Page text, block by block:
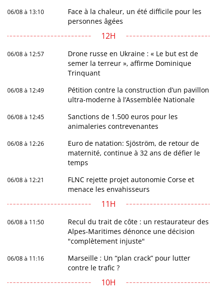
06/08 à 13:10
Face à la chaleur, un été difficile pour les
personnes âgées
12H
06/08 à 12:57
Drone russe en Ukraine : « Le but est de
semer la terreur », affirme Dominique
Trinquant
06/08 à 12:49
Pétition contre la construction d’un pavillon
ultra-moderne à l’Assemblée Nationale
06/08 à 12:45
Sanctions de 1.500 euros pour les
animaleries contrevenantes
06/08 à 12:26
Euro de natation: Sjöström, de retour de
maternité, continue à 32 ans de défier le
temps
06/08 à 12:21
FLNC rejette projet autonomie Corse et
menace les envahisseurs
11H
06/08 à 11:50
Recul du trait de côte : un restaurateur des
Alpes-Maritimes dénonce une décision
"complètement injuste"
06/08 à 11:16
Marseille : Un “plan crack” pour lutter
contre le trafic ?
10H